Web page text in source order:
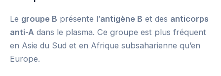
Le groupe B présente l’antigène B et des anticorps
anti-A dans le plasma. Ce groupe est plus fréquent
en Asie du Sud et en Afrique subsaharienne qu’en
Europe.